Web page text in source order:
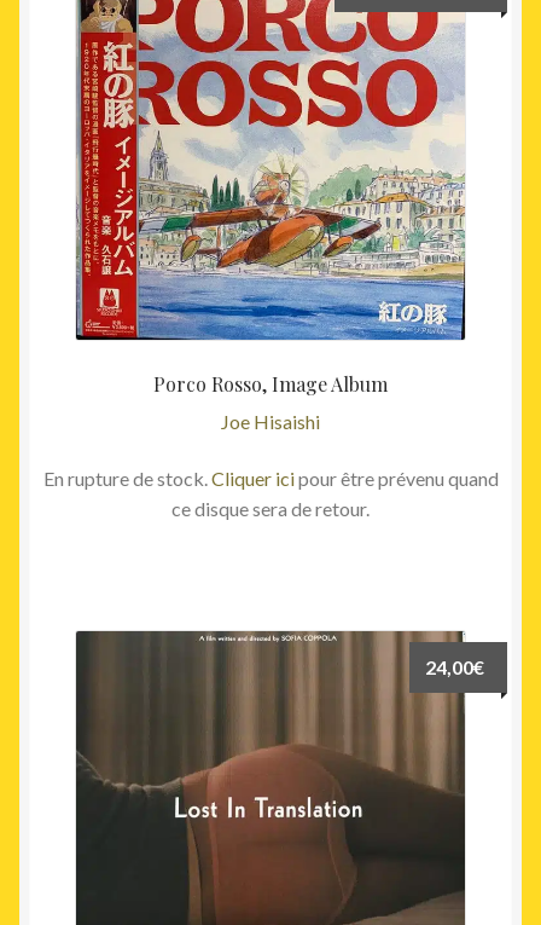
Porco Rosso, Image Album
Joe Hisaishi
prix
initial
était :
49,00€.
prix
En rupture de stock.Cliquer icipour être prévenu quand
ce disque sera de retour.
24,00€